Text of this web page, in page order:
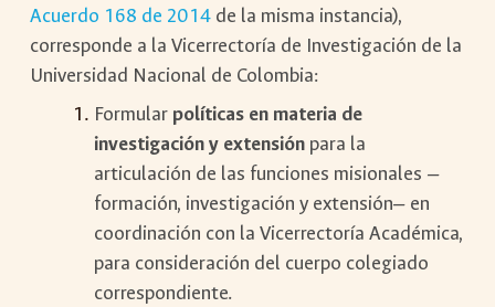
Acuerdo 168 de 2014 de la misma instancia),
corresponde a la Vicerrectoría de Investigación de la
Universidad Nacional de Colombia:
Formular políticas en materia de
investigación y extensiónpara la
articulación de las funciones misionales —
formación, investigación y extensión— en
coordinación con la Vicerrectoría Académica,
para consideración del cuerpo colegiado
correspondiente.